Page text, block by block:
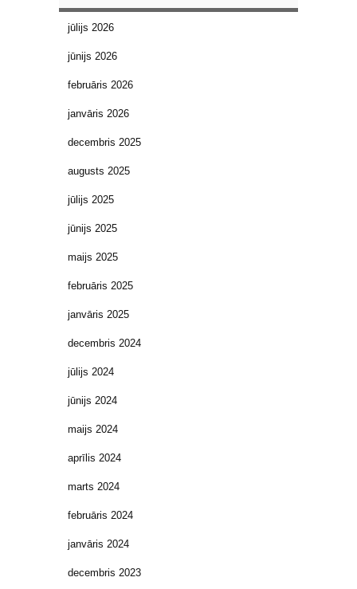
jūlijs 2026
jūnijs 2026
februāris 2026
janvāris 2026
decembris 2025
augusts 2025
jūlijs 2025
jūnijs 2025
maijs 2025
februāris 2025
janvāris 2025
decembris 2024
jūlijs 2024
jūnijs 2024
maijs 2024
aprīlis 2024
marts 2024
februāris 2024
janvāris 2024
decembris 2023